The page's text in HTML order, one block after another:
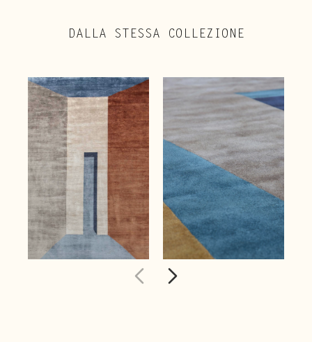
DALLA STESSA COLLEZIONE